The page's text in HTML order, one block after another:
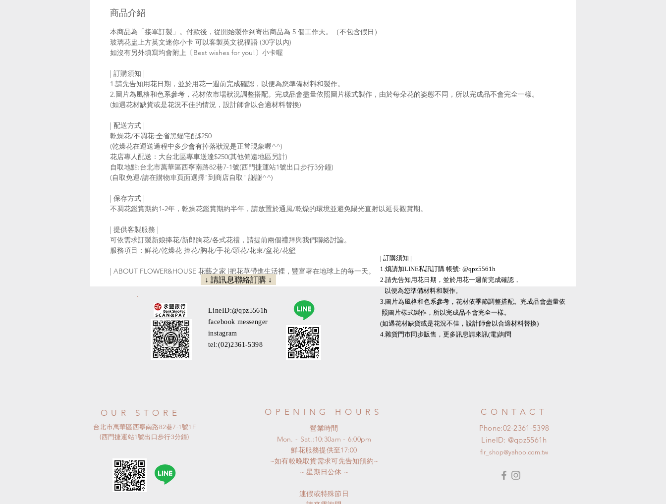
商品介紹
本商品為「接單訂製」。付款後，從開始製作到寄出商品為 5 個工作天。（不包含假日）
玻璃花盅上方英文迷你小卡 可以客製英文祝福語 (30字以內)
如沒有另外填寫均會附上〔Best wishes for you!〕小卡喔
| 訂購須知 |
1.請先告知用花日期，並於用花一週前完成確認，以便為您準備材料和製作。
2.圖片為風格和色系參考，花材依市場狀況調整搭配。完成品會盡量依照圖片樣式製作，由於每朵花的姿態不同，所以完成品不會完全一樣。
(如遇花材缺貨或是花況不佳的情況，設計師會以合適材料替換)
| 配送方式 |
乾燥花/不凋花:全省黑貓宅配$250
(乾燥花在運送過程中多少會有掉落狀況是正常現象喔^^)
花店專人配送：大台北區專車送達$250(其他偏遠地區另計)
自取地點:台北市萬華區西寧南路82巷7-1號(西門捷運站1號出口步行3分鐘)
(自取免運/請在購物車頁面選擇"到商店自取" 謝謝^^)
| 保存方式 |
不凋花鑑賞期約1-2年，乾燥花鑑賞期約半年，請放置於通風/乾燥的環境並避免陽光直射以延長觀賞期。
| 提供客製服務 |
可依需求訂製新娘捧花/新郎胸花/各式花禮，請提前兩個禮拜與我們聯絡討論。
服務項目：鮮花/乾燥花 捧花/胸花/手花/頭花/花束/盆花/花籃
| ABOUT FLOWER&HOUSE 花藝之家 |把花草帶進生活裡，豐富著在地球上的每一天。
| 訂購須知 |
1.煩請加LINE私訊訂購 帳號: @qpz5561h
2.請先告知用花日期，並於用花一週前完成確認，
以便為您準備材料和製作。
3.圖片為風格和色系參考，花材依季節調整搭配。完成品會盡量依
照圖片樣式製作，所以完成品不會完全一樣。
(如遇花材缺貨或是花況不佳，設計師會以合適材料替換)
​​4.雜貨門市同步販售，更多訊息請來訊(電)詢問
LineID:@qpz5561h
facebook messenger
instagram
tel:(02)2361-5398
↓ 請訊息聯絡訂購 ↓
OUR STORE
台北市萬華區西寧南路82巷7-1號1F
(西門捷運站1號出口步行3分鐘)
OPENING HOURS
​營業時間
Mon. - Sat.:10:30am - 6:00pm
​鮮花服務提供至17:00
~如有較晚取貨需求可先告知預約~
​~ 星期日公休 ~
連假或特殊節日
CONTACT
Phone:02-2361-5398
LineID: @qpz5561h​
flr_shop@yahoo.com.tw